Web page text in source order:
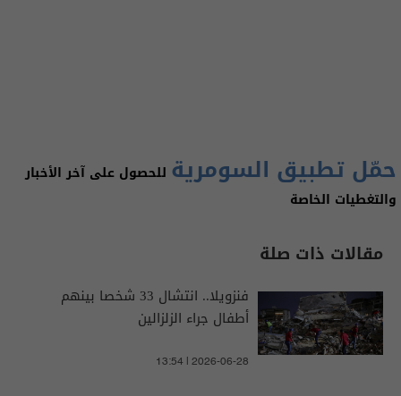
حمّل تطبيق السومرية للحصول على آخر الأخبار
والتغطيات الخاصة
مقالات ذات صلة
فنزويلا.. انتشال 33 شخصا بينهم
أطفال جراء الزلزالين
13:54 | 2026-06-28